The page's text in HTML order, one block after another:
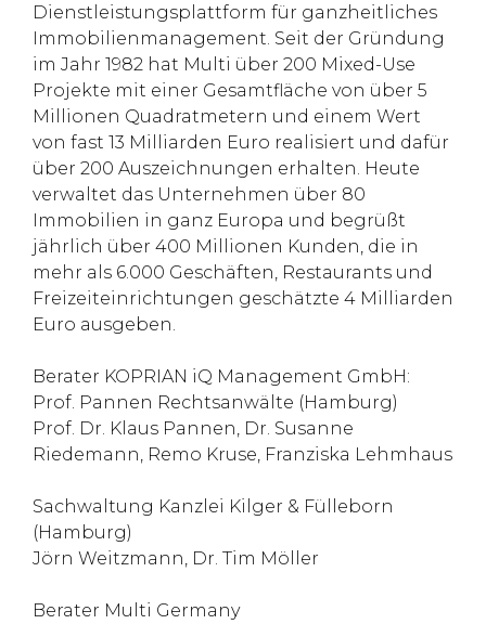
Dienstleistungsplattform für ganzheitliches
Immobilienmanagement. Seit der Gründung
im Jahr 1982 hat Multi über 200 Mixed-Use
Projekte mit einer Gesamtfläche von über 5
Millionen Quadratmetern und einem Wert
von fast 13 Milliarden Euro realisiert und dafür
über 200 Auszeichnungen erhalten. Heute
verwaltet das Unternehmen über 80
Immobilien in ganz Europa und begrüßt
jährlich über 400 Millionen Kunden, die in
mehr als 6.000 Geschäften, Restaurants und
Freizeiteinrichtungen geschätzte 4 Milliarden
Euro ausgeben.
Berater KOPRIAN iQ Management GmbH:
Prof. Pannen Rechtsanwälte (Hamburg)
Prof. Dr. Klaus Pannen, Dr. Susanne
Riedemann, Remo Kruse, Franziska Lehmhaus
Sachwaltung Kanzlei Kilger & Fülleborn
(Hamburg)
Jörn Weitzmann, Dr. Tim Möller
Berater Multi Germany